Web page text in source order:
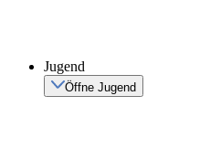
Jugend
Öffne Jugend